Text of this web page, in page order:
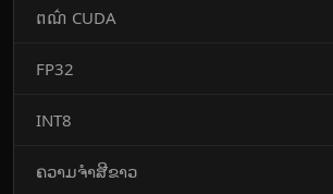
ពណ៌ CUDA
FP32 ​
INT8
​ຄວາມ​ຈຳ​ສີ​ຂາວ